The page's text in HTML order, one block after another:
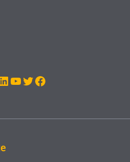
YouTube
Twitter
Facebook